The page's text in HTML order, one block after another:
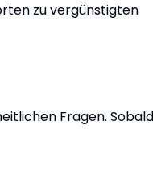
zu vergünstigten
Fragen. Sobald